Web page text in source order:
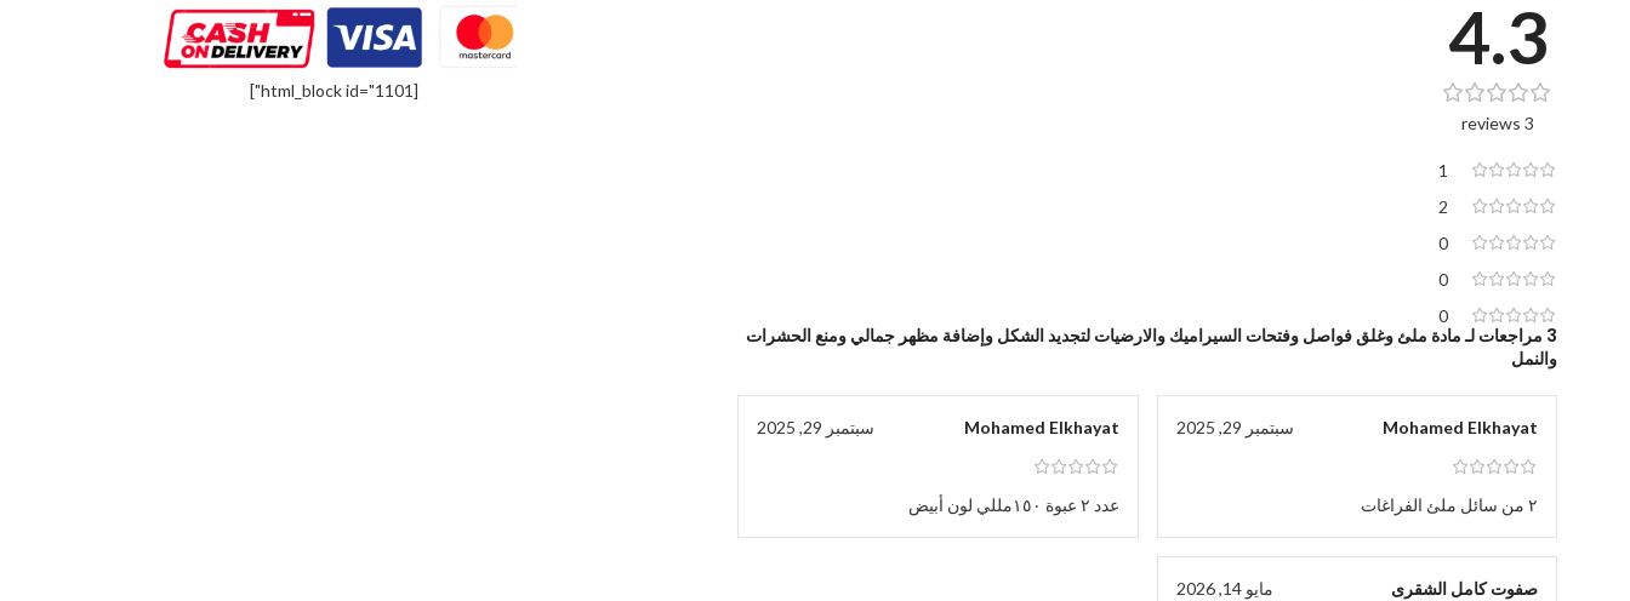
4.3
3 reviews
1
2
0
0
0
3 مراجعات لـ
مادة ملئ وغلق فواصل وفتحات السيراميك والارضيات لتجديد الشكل وإضافة مظهر جمالي ومنع الحشرات
والنمل
Mohamed Elkhayat سبتمبر 29, 2025
٢ من سائل ملئ الفراغات
Mohamed Elkhayat سبتمبر 29, 2025
عدد ٢ عبوة ١٥٠مللي لون أبيض
صفوت كامل الشقرى مايو 14, 2026
[html_block id="1101"]